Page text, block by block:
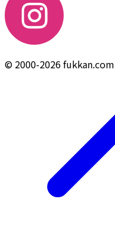
© 2000-2026